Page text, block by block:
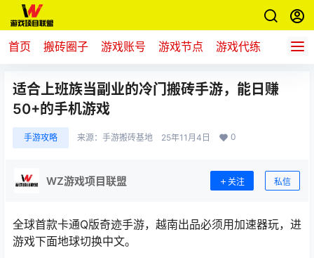
首页 搬砖圈子 游戏账号 游戏节点 游戏代练 新游推
适合上班族当副业的冷门搬砖手游，能日赚
50+的手机游戏
手游攻略 来源： 手游搬砖基地 25年11月4日 0
WZ游戏项目联盟 关注 私信
全球首款卡通Q版奇迹手游，越南出品必须用加速器玩，进
游戏下面地球切换中文。